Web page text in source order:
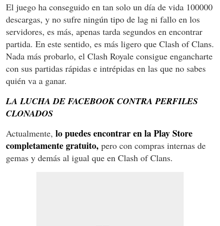
El juego ha conseguido en tan solo un día de vida 100000
descargas, y no sufre ningún tipo de lag ni fallo en los
servidores, es más, apenas tarda segundos en encontrar
partida. En este sentido, es más ligero que Clash of Clans.
Nada más probarlo, el Clash Royale consigue engancharte
con sus partidas rápidas e intrépidas en las que no sabes
quién va a ganar.
LA LUCHA DE FACEBOOK CONTRA PERFILES
CLONADOS
Actualmente, lo puedes encontrar en la Play Store
completamente gratuito, pero con compras internas de
gemas y demás al igual que en Clash of Clans.